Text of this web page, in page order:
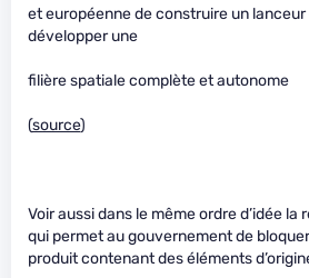
et européenne de construire un
développer une
filière spatiale complète et autonome
(source)
Voir aussi dans le même ordre d’idée la
qui permet au gouvernement de
produit contenant des éléments